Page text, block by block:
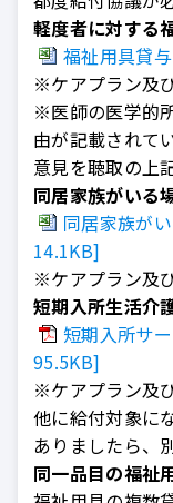
軽度者に対する
福祉用具貸
※ケアプラン及
※医師の医学的
由が記載されて
意見を聴取の上
同居家族がいる
同居家族が
14.1KB]
※ケアプラン及
短期入所生活介
短期入所サ
95.5KB]
※ケアプラン及
他に給付対象に
ありましたら、
同一品目の福祉